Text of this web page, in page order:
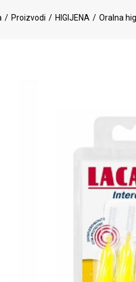
Proizvodi HIGIJENA Oralna